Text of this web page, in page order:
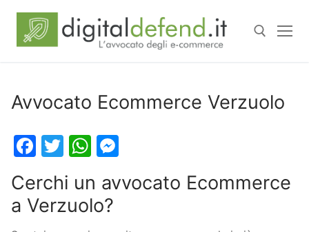
Avvocato Ecommerce Verzuolo
Facebook
TwitterWhatsApp
Cerchi un avvocato Ecommerce
a Verzuolo?